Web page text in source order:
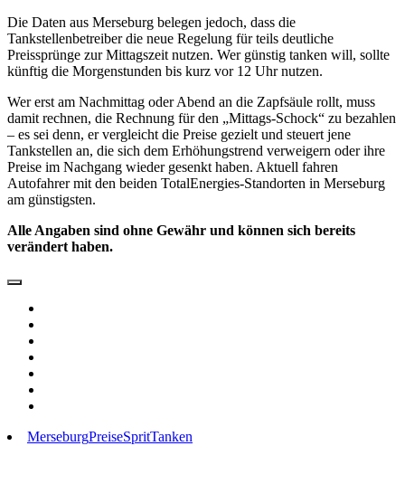
Die Daten aus Merseburg belegen jedoch, dass die
Tankstellenbetreiber die neue Regelung für teils deutliche
Preissprünge zur Mittagszeit nutzen. Wer günstig tanken will, sollte
künftig die Morgenstunden bis kurz vor 12 Uhr nutzen.
Wer erst am Nachmittag oder Abend an die Zapfsäule rollt, muss
damit rechnen, die Rechnung für den „Mittags-Schock“ zu bezahlen
– es sei denn, er vergleicht die Preise gezielt und steuert jene
Tankstellen an, die sich dem Erhöhungstrend verweigern oder ihre
Preise im Nachgang wieder gesenkt haben. Aktuell fahren
Autofahrer mit den beiden TotalEnergies-Standorten in Merseburg
am günstigsten.
Alle Angaben sind ohne Gewähr und können sich bereits
verändert haben.
MerseburgPreiseSpritTanken